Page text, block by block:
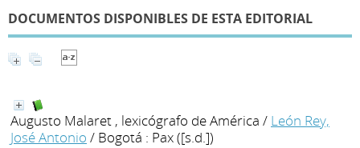
DOCUMENTOS DISPONIBLES DE ESTA EDITORIAL
Augusto Malaret , lexicógrafo de América / León Rey,
José Antonio / Bogotá : Pax ([s.d.])